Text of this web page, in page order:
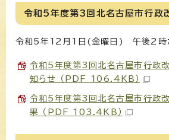
令和5年度第3回北名古屋市行政
令和5年12月1日(金曜日) 午後2時
令和5年度第3回北名古屋市行政
知らせ （PDF 106.4KB）
令和5年度第3回北名古屋市行政
果 （PDF 103.4KB）